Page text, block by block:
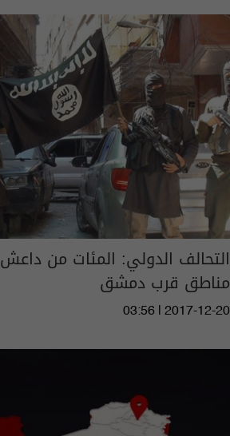
التحالف الدولي: المئات من
مناطق قرب دمشق
03:56 | 2017-12-20